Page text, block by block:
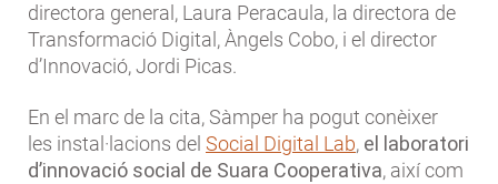
directora general, Laura Peracaula, la directora de
Transformació Digital, Àngels Cobo, i el director
d’Innovació, Jordi Picas.
En el marc de la cita, Sàmper ha pogut conèixer
les instal·lacions del Social Digital Lab, el laboratori
d’innovació social de Suara Cooperativa, així com